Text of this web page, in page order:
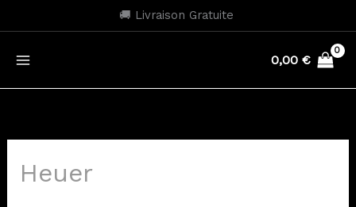
au
🚚 Livraison Gratuite
0,00 €
Heuer